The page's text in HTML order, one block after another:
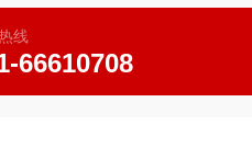
线
66610708